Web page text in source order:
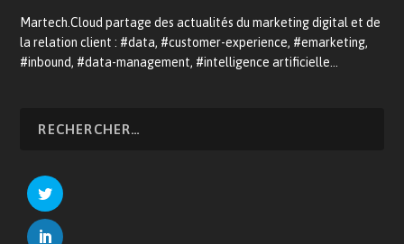
Martech.Cloud partage des actualités du marketing digital et de
la relation client : #data, #customer-experience, #emarketing,
#inbound, #data-management, #intelligence artificielle…